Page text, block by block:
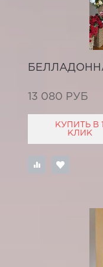
13 080 РУБ
КУПИТЬ В 1
КЛИК